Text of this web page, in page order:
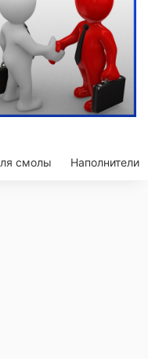
смолы Наполнители